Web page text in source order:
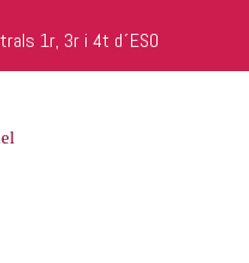
1r, 3r i 4t d´ESO